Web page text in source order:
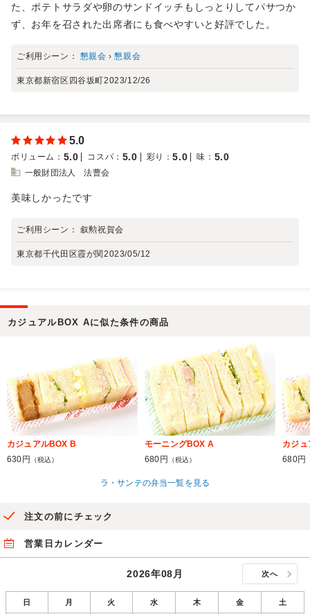
た、ポテトサラダや卵のサンドイッチもしっとりしてパサつか
ず、お年を召された出席者にも食べやすいと好評でした。
ご利用シーン： 懇親会 ›懇親会
東京都新宿区四谷坂町2023/12/26
5.0
ボリューム ： 5.0 コスパ ： 5.0 彩り ：5.0 味 ： 5.0
一般財団法人 法曹会
美味しかったです
ご利用シーン： 叙勲祝賀会
東京都千代田区霞が関2023/05/12
カジュアルBOX Aに似た条件の商品
カジュアルBOX B
630円
（税込）
モーニングBOX A
680円
（税込）
カジ
680円
ラ・サンテの弁当一覧を見る
注文の前にチェック
営業日カレンダー
2026年08月 次へ
日 月 火 水 木 金 土